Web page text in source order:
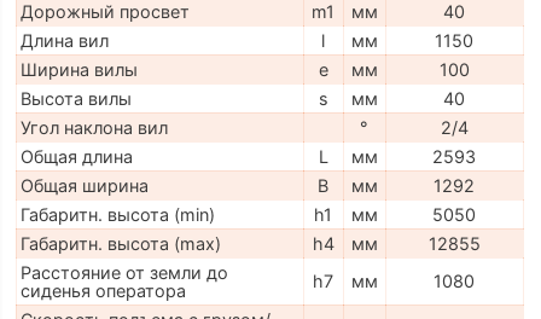
Дорожный просвет
m1 мм
40
Длина вил
l мм
1150
Ширина вилы
e мм
100
Высота вилы
s мм
40
Угол наклона вил
°
2/4
Общая длина
L мм
2593
Общая ширина
B мм
1292
Габаритн. высота (min)
h1 мм
5050
Габаритн. высота (max)
h4 мм
12855
Расстояние от земли до
сиденья оператора
h7 мм
1080